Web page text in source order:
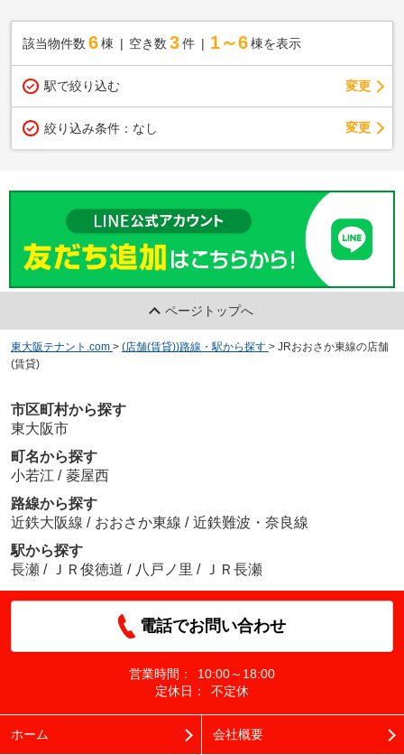
該当物件数 6棟 空き数 3 件 1～6 棟を表示
駅で絞り込む 変更
絞り込み条件： なし 変更
ページトップへ
東大阪テナント.com > (店舗(賃貸))路線・駅から探す > JRおおさか東線の店舗
(賃貸)
市区町村から探す
東大阪市
町名から探す
小若江 / 菱屋西
路線から探す
近鉄大阪線 / おおさか東線 / 近鉄難波・奈良線
駅から探す
長瀬 / ＪＲ俊徳道 / 八戸ノ里 / ＪＲ長瀬
電話でお問い合わせ
営業時間：
10:00～18:00
定休日：
不定休
ホーム 会社概要